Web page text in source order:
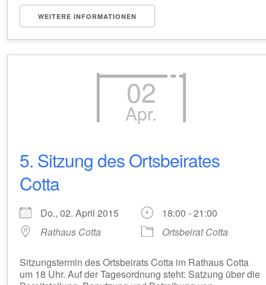
WEITERE INFORMATIONEN
02
Apr.
5. Sitzung des Ortsbeirates
Cotta
Do., 02. April 2015
18:00 - 21:00
Rathaus Cotta
Ortsbeirat Cotta
Sitzungstermin des Ortsbeirats Cotta im Rathaus Cotta
um 18 Uhr. Auf der Tagesordnung steht: Satzung über die